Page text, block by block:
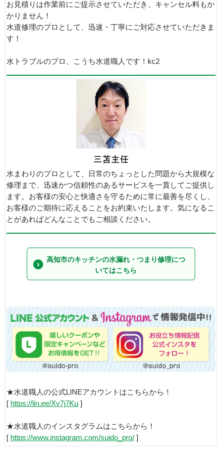
お見積りは作業前にご提示させていただき、キャンセル料もか
かりません！
水道修理のプロとして、迅速・丁寧にご対応させていただきま
す！
水トラブルのプロ、こうち水道職人です！kc2
水まわりのプロとして、日常のちょっとした問題から大規模な
修理まで、迅速かつ信頼性のあるサービスを一貫してご提供し
ます。お客様の安心と快適さを守るために常に最善を尽くし、
お客様のご期待に応えることをお約束いたします。気になるこ
とがあればどんなことでもご相談ください。
高知市のキッチンの水漏れ・つまり修理につ
いてはこちら
★水道職人の公式LINEアカウントはこちらから！
[ https://lin.ee/Xv7j7Ku ]
★水道職人のインスタグラムはこちらから！
[ https://www.instagram.com/suido_pro/ ]